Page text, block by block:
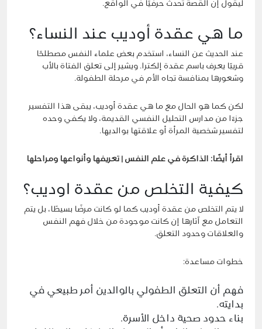
ليقول إن القصة تحدث حرفيًا في الواقع.
ما هي عقدة أوديب عند النساء؟
عند الحديث عن النساء، استخدم بعض علماء النفس مصطلحًا
قريبًا يعرف باسم عقدة إلكترا. ويشير إلى تعلق الفتاة بالأب
وشعورها بمنافسة تجاه الأم في مرحلة الطفولة.
لكن كما هو الحال مع ما هي عقدة أوديب، يبقى هذا التفسير
جزءًا من مدارس التحليل النفسي القديمة، ولا يكفي وحده
لتفسير شخصية المرأة أو علاقتها بوالديها.
اقرأ أيضًا: الذاكرة في علم النفس | تعريفها وأنواعها ومراحلها
كيفية التخلص من عقدة اوديب؟
لا يتم التخلص من عقدة أوديب كما لو كانت مرضًا بسيطًا، بل يتم
التعامل مع آثارها إن كانت موجودة من خلال فهم النفس
والعلاقات وحدود التعلق.
خطوات مساعدة:
فهم أن التعلق الطفولي بالوالدين أمر طبيعي في
بدايته.
بناء حدود صحية داخل الأسرة.